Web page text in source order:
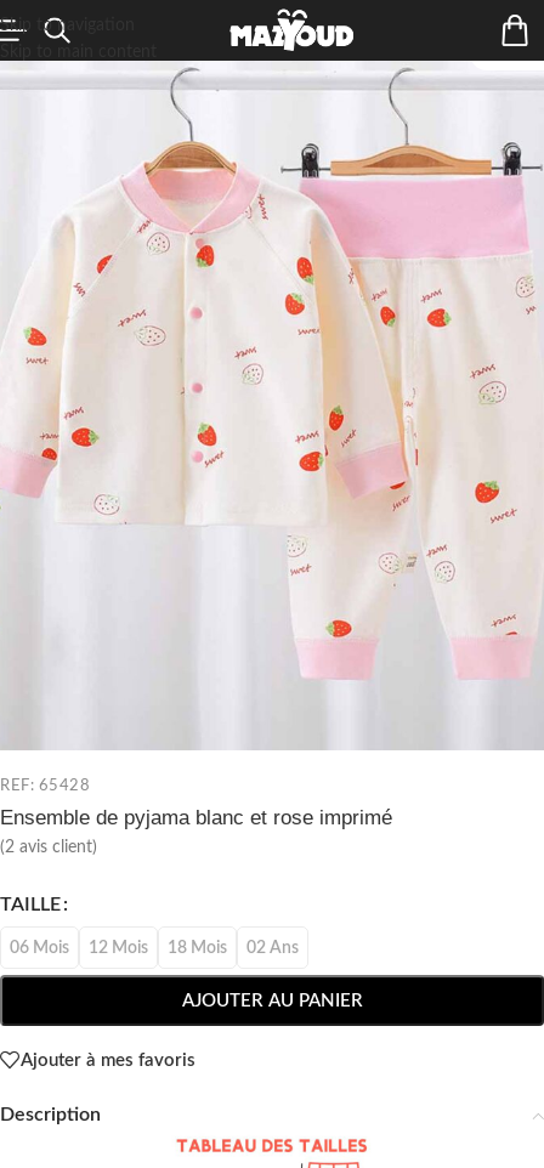
Skip to navigation
REF: 65428
Ensemble de pyjama blanc et rose imprimé
(2 avis client)
TAILLE
06 Mois 12 Mois 18 Mois 02 Ans
AJOUTER AU PANIER
Ajouter à mes favoris
Description